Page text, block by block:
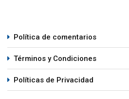
Política de comentarios
Términos y Condiciones
Políticas de Privacidad